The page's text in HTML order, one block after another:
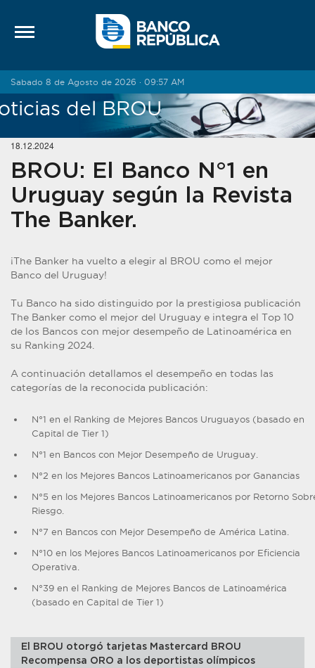
Sabado 8 de Agosto de 2026 · 09:57 AM
del BROU
18.12.2024
BROU: El Banco N°1 en
Uruguay según la Revista
The Banker.
¡The Banker ha vuelto a elegir al BROU como el mejor
Banco del Uruguay!
Tu Banco ha sido distinguido por la prestigiosa publicación
The Banker como el mejor del Uruguay e integra el Top 10
de los Bancos con mejor desempeño de Latinoamérica en
su Ranking 2024.
A continuación detallamos el desempeño en todas las
categorías de la reconocida publicación:
N°1 en el Ranking de Mejores Bancos Uruguayos (basado en
Capital de Tier 1)
N°1 en Bancos con Mejor Desempeño de Uruguay.
N°2 en los Mejores Bancos Latinoamericanos por Ganancias
N°5 en los Mejores Bancos Latinoamericanos por Retorno
Riesgo.
N°7 en Bancos con Mejor Desempeño de América Latina.
N°10 en los Mejores Bancos Latinoamericanos por Eficiencia
Operativa.
N°39 en el Ranking de Mejores Bancos de Latinoamérica
(basado en Capital de Tier 1)
El BROU otorgó tarjetas Mastercard BROU
Recompensa ORO a los deportistas olímpicos